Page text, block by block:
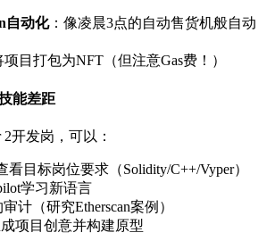
自动化：像凌晨3点的自动售货机般自动
项目打包为NFT（但注意Gas费！）
能差距
开发岗，可以：
看目标岗位要求（Solidity/C++/Vyper）
学习新语言
计（研究Etherscan案例）
成项目创意并构建原型